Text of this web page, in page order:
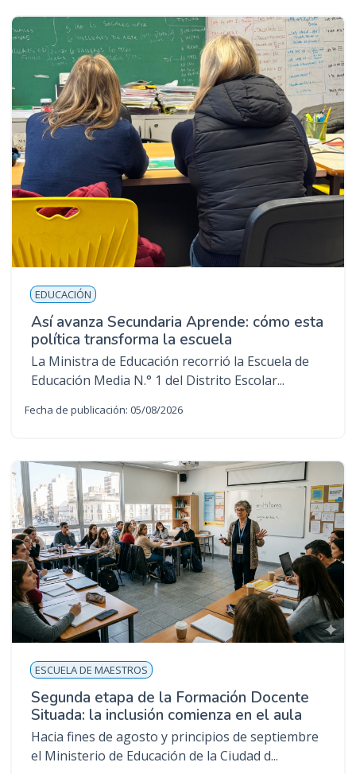
EDUCACIÓN
Así avanza Secundaria Aprende: cómo esta
política transforma la escuela
La Ministra de Educación recorrió la Escuela de
Educación Media N.° 1 del Distrito Escolar...
Fecha de publicación: 05/08/2026
ESCUELA DE MAESTROS
Segunda etapa de la Formación Docente
Situada: la inclusión comienza en el aula
Hacia fines de agosto y principios de septiembre
el Ministerio de Educación de la Ciudad d...